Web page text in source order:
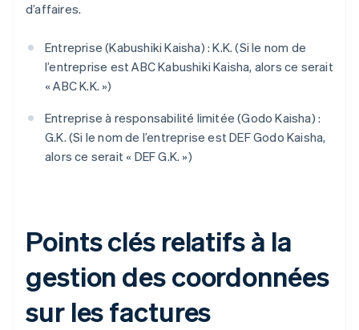
d’affaires.
Entreprise (Kabushiki Kaisha) : K.K. (Si le nom de
l’entreprise est ABC Kabushiki Kaisha, alors ce serait
« ABC K.K. »)
Entreprise à responsabilité limitée (Godo Kaisha) :
G.K. (Si le nom de l’entreprise est DEF Godo Kaisha,
alors ce serait « DEF G.K. »)
Points clés relatifs à la
gestion des coordonnées
sur les factures